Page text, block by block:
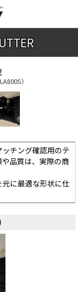
）
チング確認用のテ
品質は、実際の商
に最適な形状に仕